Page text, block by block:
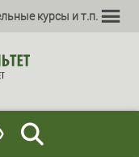
курсы и т.п.